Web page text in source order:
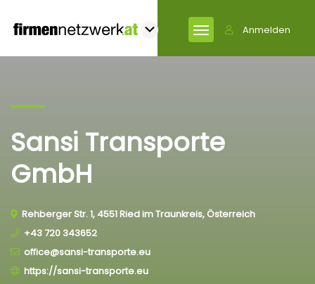
Anmelden
Sansi Transporte
GmbH
Rehberger Str. 1, 4551 Ried im Traunkreis, Österreich
+43 720 343652
office@sansi-transporte.eu
https://sansi-transporte.eu